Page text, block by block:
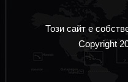
Този сайт е
Copyright